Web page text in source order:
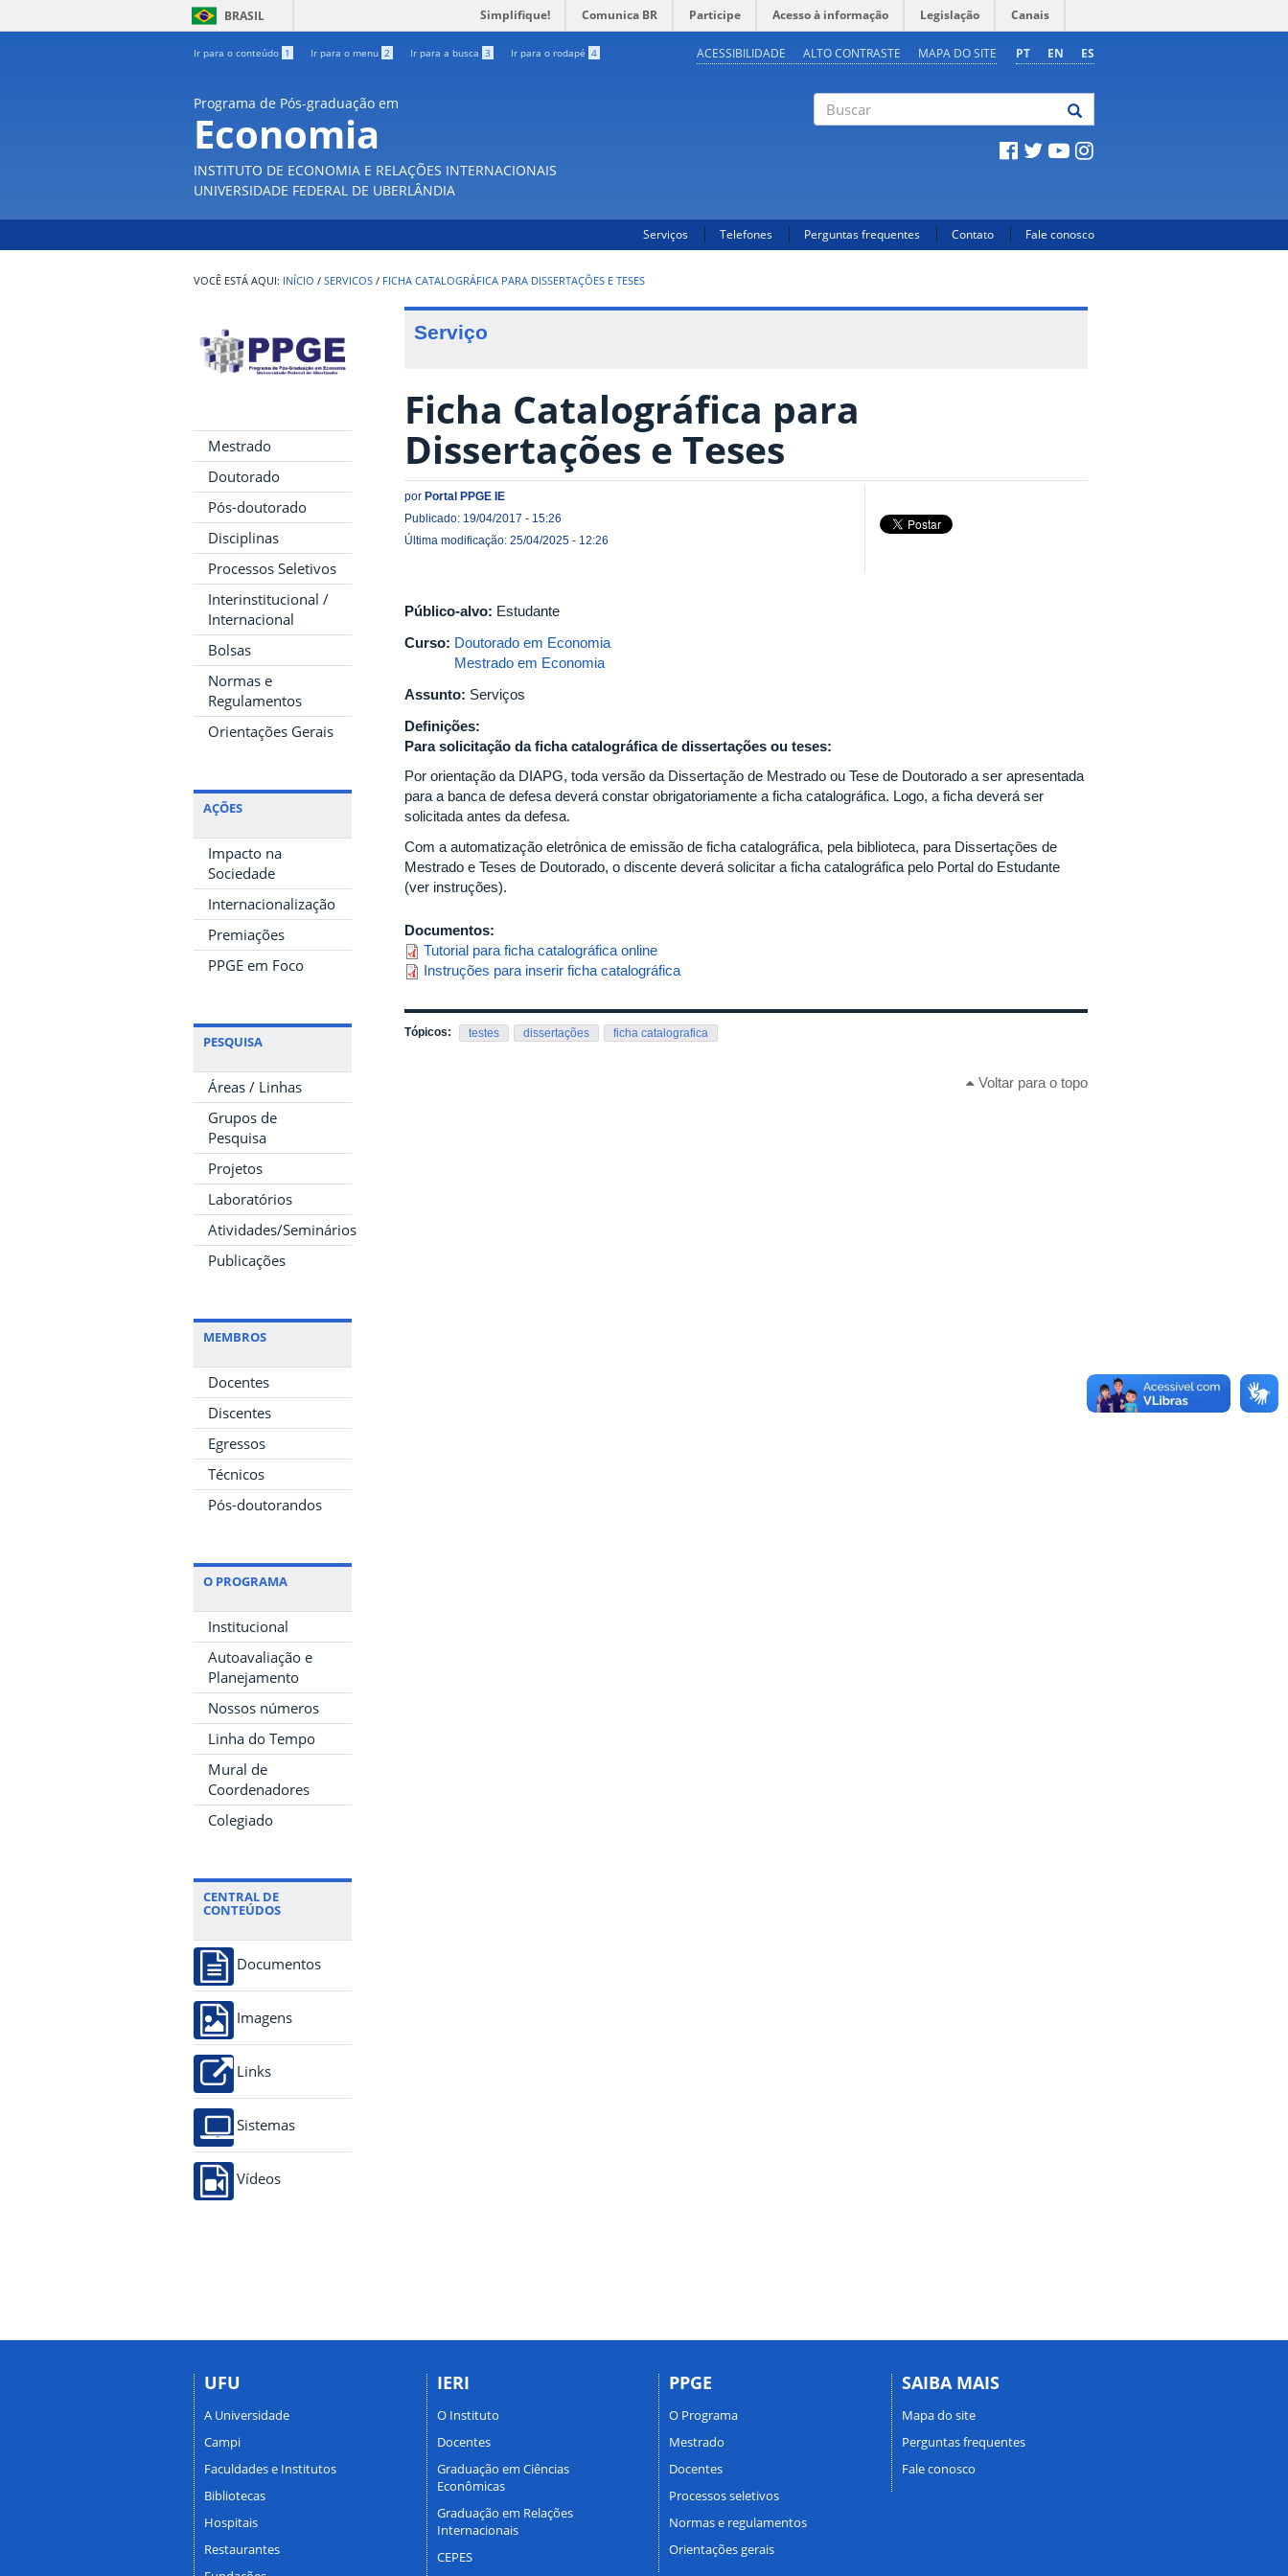
BRASIL Simplifique! Comunica BR Participe Acesso à informação Legislação Canais
Ir para o conteúdo 1 Ir para o menu 2 Ir para a busca 3 Ir para o rodapé 4 PT EN ES
ACESSIBILIDADE ALTO CONTRASTE MAPA DO SITE
Programa de Pós-graduação em
Economia
INSTITUTO DE ECONOMIA E RELAÇÕES INTERNACIONAIS
UNIVERSIDADE FEDERAL DE UBERLÂNDIA
Serviços Telefones Perguntas frequentes Contato Fale conosco
INÍCIO / SERVICOS / FICHA CATALOGRÁFICA PARA DISSERTAÇÕES E TESES
Mestrado
Doutorado
Pós-doutorado
Disciplinas
Processos Seletivos
Interinstitucional /
Internacional
Bolsas
Normas e
Regulamentos
Orientações Gerais
AÇÕES
Impacto na
Sociedade
Internacionalização
Premiações
PPGE em Foco
PESQUISA
Áreas / Linhas
Grupos de
Pesquisa
Projetos
Laboratórios
Atividades/Seminários
Publicações
MEMBROS
Docentes
Discentes
Egressos
Técnicos
Pós-doutorandos
O PROGRAMA
Institucional
Autoavaliação e
Planejamento
Nossos números
Linha do Tempo
Mural de
Coordenadores
Colegiado
CENTRAL DE
CONTEÚDOS
Documentos
Imagens
Links
Sistemas
Vídeos
Serviço
Ficha Catalográfica para
Dissertações e Teses
por Portal PPGE IE
Publicado: 19/04/2017 - 15:26
Última modificação: 25/04/2025 - 12:26
Público-alvo: Estudante
Curso: Doutorado em Economia
Mestrado em Economia
Assunto: Serviços
Definições:
Para solicitação da ficha catalográfica de dissertações ou teses:
Por orientação da DIAPG, toda versão da Dissertação de Mestrado ou Tese de Doutorado a ser apresentada
para a banca de defesa deverá constar obrigatoriamente a ficha catalográfica. Logo, a ficha deverá ser
solicitada antes da defesa.
Com a automatização eletrônica de emissão de ficha catalográfica, pela biblioteca, para Dissertações de
Mestrado e Teses de Doutorado, o discente deverá solicitar a ficha catalográfica pelo Portal do Estudante
(ver instruções).
Documentos:
Tutorial para ficha catalográfica online
Instruções para inserir ficha catalográfica
Tópicos: testes dissertações ficha catalografica
Voltar para o topo
UFU
A Universidade
Campi
Faculdades e Institutos
Bibliotecas
Hospitais
Restaurantes
IERI
O Instituto
Docentes
Graduação em Ciências
Econômicas
Graduação em Relações
Internacionais
CEPES
PPGE
O Programa
Mestrado
Docentes
Processos seletivos
Normas e regulamentos
Orientações gerais
SAIBA MAIS
Mapa do site
Perguntas frequentes
Fale conosco